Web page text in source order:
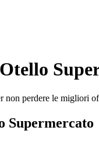
perdere le migliori
Supermercato